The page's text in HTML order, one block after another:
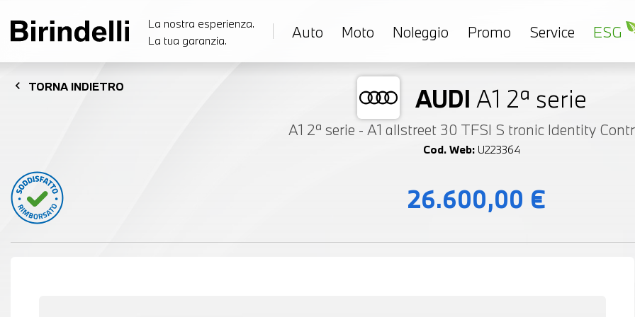
La nostra esperienza.
La tua garanzia.
Auto Moto Noleggio Promo Service ESG
chevron_left TORNA INDIETRO AUDI A1 2ª serie
A1 2ª serie - A1 allstreet 30 TFSI S tronic Identity
Cod. Web: U223364
26.600,00 €